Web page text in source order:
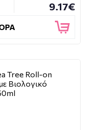
9.17€
Tree Roll-on
Βιολογικό